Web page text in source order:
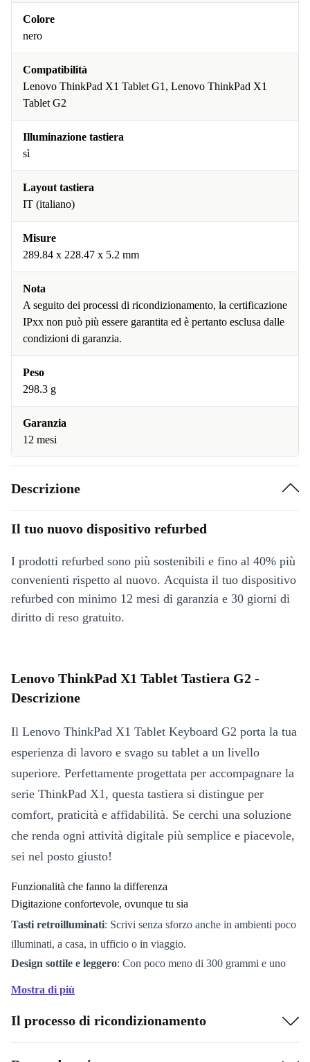
Colore
nero
Compatibilità
Lenovo ThinkPad X1 Tablet G1, Lenovo ThinkPad X1
Tablet G2
Illuminazione tastiera
sì
Layout tastiera
IT (italiano)
Misure
289.84 x 228.47 x 5.2 mm
Nota
A seguito dei processi di ricondizionamento, la certificazione
IPxx non può più essere garantita ed è pertanto esclusa dalle
condizioni di garanzia.
Peso
298.3 g
Garanzia
12 mesi
Descrizione
Il tuo nuovo dispositivo refurbed
I prodotti refurbed sono più sostenibili e fino al 40% più
convenienti rispetto al nuovo. Acquista il tuo dispositivo
refurbed con minimo 12 mesi di garanzia e 30 giorni di
diritto di reso gratuito.
Lenovo ThinkPad X1 Tablet Tastiera G2 -
Descrizione
Il Lenovo ThinkPad X1 Tablet Keyboard G2 porta la tua
esperienza di lavoro e svago su tablet a un livello
superiore. Perfettamente progettata per accompagnare la
serie ThinkPad X1, questa tastiera si distingue per
comfort, praticità e affidabilità. Se cerchi una soluzione
che renda ogni attività digitale più semplice e piacevole,
sei nel posto giusto!
Funzionalità che fanno la differenza
Digitazione confortevole, ovunque tu sia
Tasti retroilluminati: Scrivi senza sforzo anche in ambienti poco
illuminati, a casa, in ufficio o in viaggio.
Design sottile e leggero: Con poco meno di 300 grammi e uno
spessore di soli 5,2 mm, si trasporta con facilità e si adatta a ogni
Esperienza ThinkPad autentica: Ogni dettaglio, dalla
disposizione dei tasti alla reattività, richiama la qualità Lenovo che
Mostra di più
Il processo di ricondizionamento